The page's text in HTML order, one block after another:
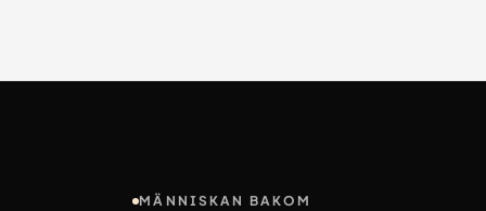
MÄNNISKAN BAKOM